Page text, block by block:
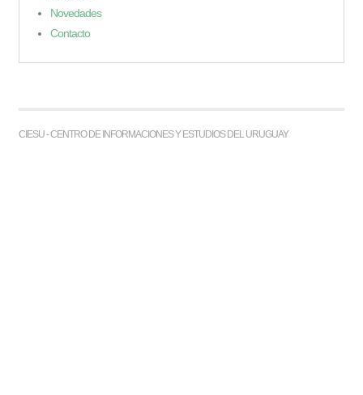
Novedades
Contacto
CIESU - CENTRO DE INFORMACIONES Y ESTUDIOS DEL URUGUAY